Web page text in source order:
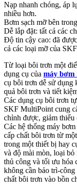
Nạp nhanh chóng, áp
nhiều hơn.
Bơm sạch mỡ bên
Dễ lắp đặt: tất cả các
Độ tin cậy cao: đã
cả các loại mỡ của SKF
Từ loại bôi trơn một
dụng cụ của máy
cụ bôi trơn dễ sử dụng
quả bôi trơn và tiết
Các dụng cụ bôi trơn
SKF MultiPoint cung
chỉnh được, giảm
Các hệ thống máy
cấp chất bôi trơn từ
trong một thiết bị hay
và độ mài mòn, loại
thủ công và tối ưu hóa
không cần bảo trì-
chất bôi trơn vào bồn